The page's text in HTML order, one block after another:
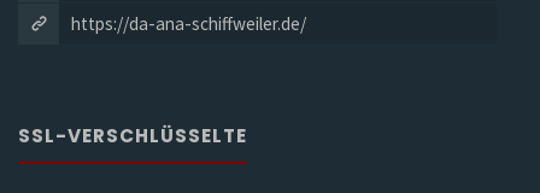
https://da-ana-schiffweiler.de/
SSL-VERSCHLÜSSELTE